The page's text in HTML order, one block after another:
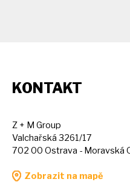
KONTAKT
Z + M Group
Valchařská 3261/17
702 00 Ostrava - Moravská
Zobrazit na mapě